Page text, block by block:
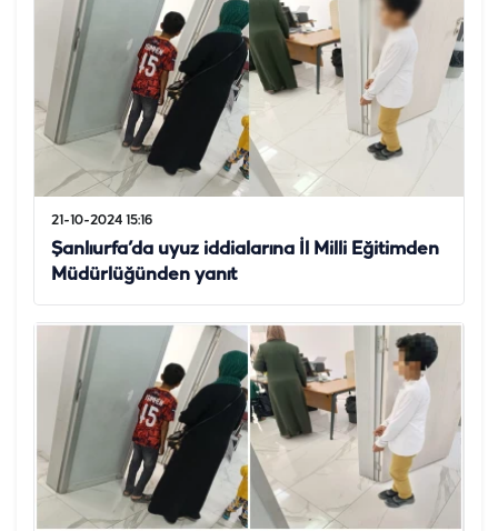
21-10-2024 15:16
Şanlıurfa’da uyuz iddialarına İl Milli Eğitimden
Müdürlüğünden yanıt